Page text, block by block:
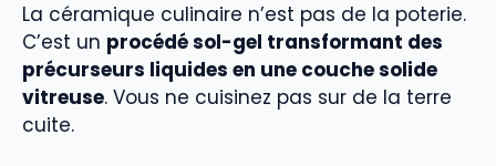
La céramique culinaire n’est pas de la poterie.
C’est un procédé sol-gel transformant des
précurseurs liquides en une couche solide
vitreuse. Vous ne cuisinez pas sur de la terre
cuite.